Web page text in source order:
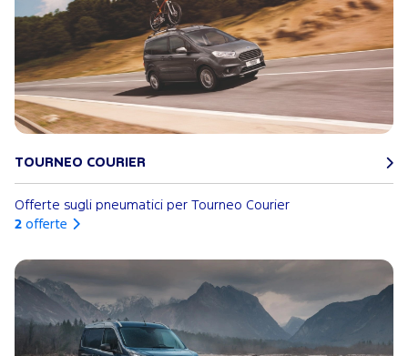
TOURNEO COURIER
Offerte sugli pneumatici per Tourneo Courier
2 offerte